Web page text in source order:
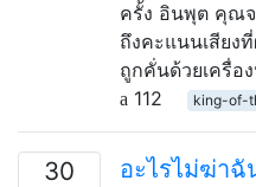
ครั้ง อินพุต คุณจ
ถึงคะแนนเสียง
ถูกคั่นด้วยเครื่อ
112
king-of-
30 อะไรไม่ฆ่าฉั